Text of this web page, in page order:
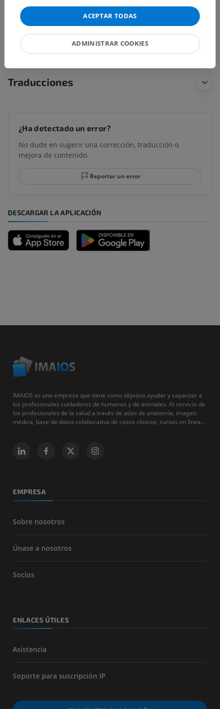
Estructuras subyacentes:
Diente incisivo
Diente canino
Traducciones
¿Ha detectado un error?
No dude en sugerir una corrección, traducción o
mejora de contenido.
Reportar un error
DESCARGAR LA APLICACIÓN
IMAIOS es una empresa que tiene como objetivo ayudar y capacitar a
los profesionales cuidadores de humanos y de animales. Al servicio de
los profesionales de la salud a través de atlas de anatomía, imagen
médica, base de datos colaborativa de casos clínicos, cursos en línea...
EMPRESA
Sobre nosotros
Únase a nosotros
Socios
ENLACES ÚTILES
Asistencia
Soporte para suscripción IP
ACEPTAR TODAS
ADMINISTRAR COOKIES